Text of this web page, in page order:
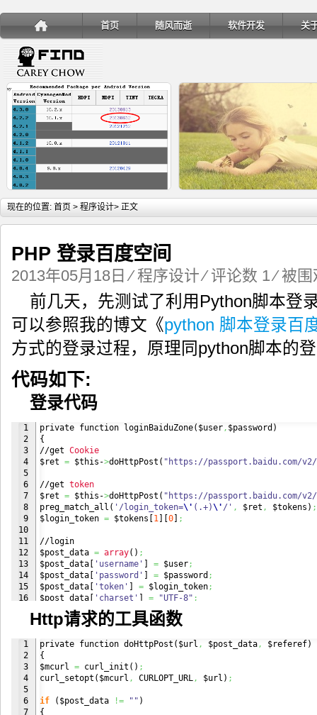
首页 随风而逝 软件开发 关
详细内容
手机安装账户同步服务 Ubuntu 制作一键安装盘（四
现在的位置: 首页 > 程序设计> 正文
PHP 登录百度空间
2013年05月18日 ⁄程序设计 ⁄评论数 1⁄ 被
前几天，先测试了利用Python脚本登
可以参照我的博文《python 脚本登录百
方式的登录过程，原理同python脚本的
代码如下:
登录代码
1
2
3
4
5
6
7
8
9
10
11
12
13
14
15
16
20
21
22
23
24
25
26
private function loginBaiduZone( $user, $password )
{
//get Cookie
$ret = $this->doHttpPost ( "https://passport.baidu.com/v2/
//get token
$ret = $this->doHttpPost ( "https://passport.baidu.com/v2/
preg_match_all ( '/login_token=\' (.+)\' /' , $ret , $tokens ) ;
$login_token = $tokens 1 0 ;
//login
$post_data = array( ) ;
$post_data
'username' = $user;
$post_data
'password' = $password ;
$post_data
'token' = $login_token;
$post_data
'charset' = "UTF-8" ;
$post_data['callback'] =
$post_data['index' ] = "0" ;
$post_data['mem_pass'] = "on";
$post_data
$post_data['safeflg' ]
$post_data[ 'staticpage'] =
"https://passport.baidu.com/
$post_data ['u' = "http://www.baidu.com/"
$post_data
Http请求的工具函数
1
2
3
4
5
6
7
private function doHttpPost ( $url , $post_data, $referef)
{
$mcurl = curl_init ( ) ;
curl_setopt ( $mcurl , CURLOPT_URL, $url ) ;
if ( $post_data != "" )
{